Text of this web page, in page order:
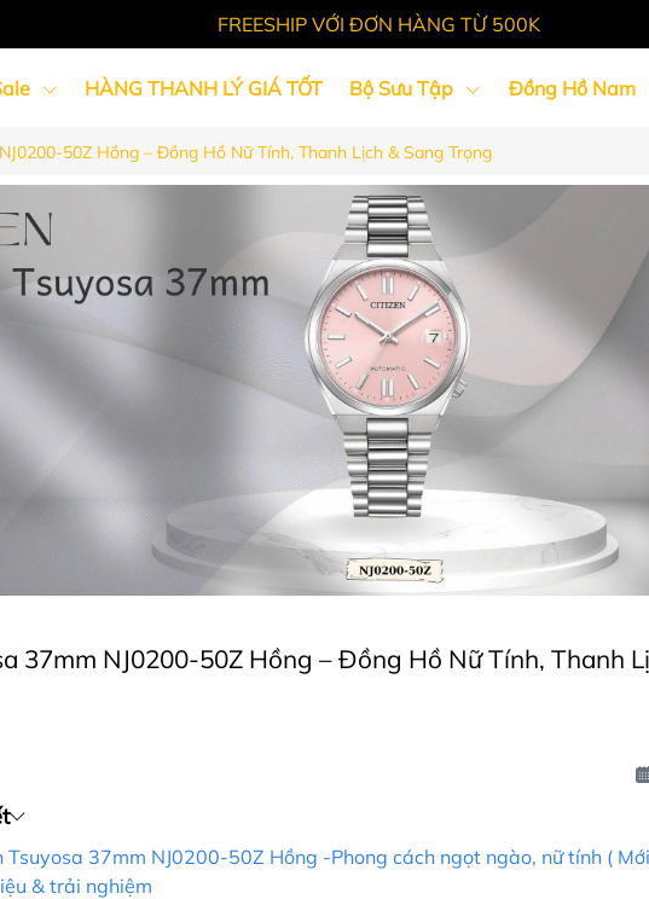
FREESHIP VỚI ĐƠN HÀNG TỪ 500K
HÀNG THANH LÝ GIÁ TỐT Bộ Sưu Tập Đồng Hồ Nam
Cặp Đôi Tin Tức
50Z Hồng – Đồng Hồ Nữ Tính, Thanh Lịch & Sang Trọng
37mm NJ0200-50Z Hồng – Đồng Hồ Nữ Tính, Thanh
Tsuyosa 37mm NJ0200-50Z Hồng -Phong cách ngọt ngào, nữ tính (
& trải nghiệm